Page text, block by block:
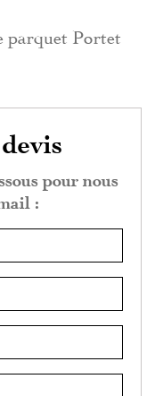
pour nous
: